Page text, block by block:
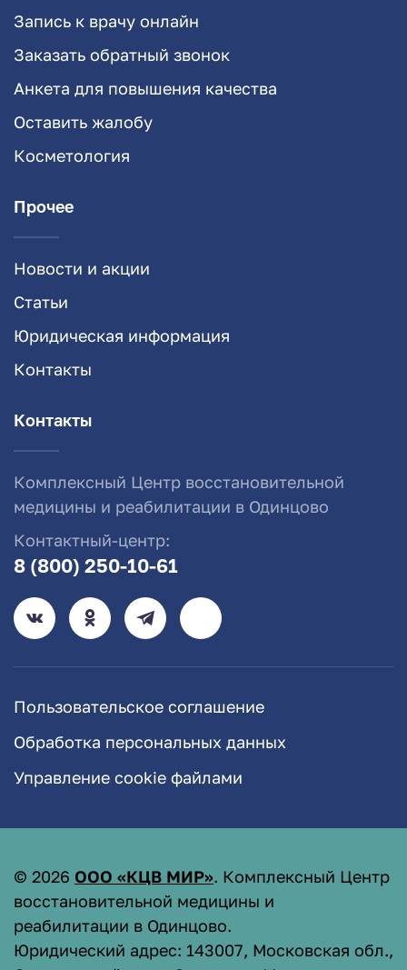
Запись к врачу онлайн
Заказать обратный звонок
Анкета для повышения качества
Оставить жалобу
Косметология
Прочее
Новости и акции
Статьи
Юридическая информация
Контакты
Контакты
Комплексный Центр восстановительной
медицины и реабилитации в Одинцово
Контактный-центр:
8 (800) 250-10-61
Пользовательское соглашение
Обработка персональных данных
Управление cookie файлами
© 2026 ООО «КЦВ МИР». Комплексный Центр
восстановительной медицины и
реабилитации в Одинцово.
Юридический адрес: 143007, Московская обл.,